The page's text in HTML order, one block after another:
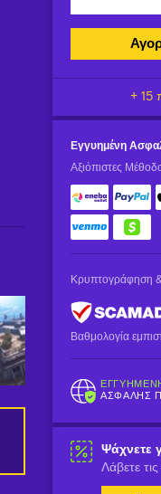
+ 15
Εγγυημένη
Αξιόπιστες
Κρυπτογράφηση
Βαθμολογία
ΑΣΦΑΛΉΣ
Ψάχνετε
Λάβετε